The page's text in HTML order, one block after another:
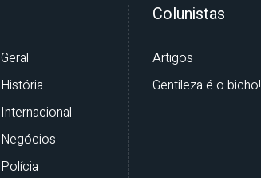
Geral
História
Internacional
Negócios
Polícia
Colunistas
Artigos
Gentileza é o bicho!